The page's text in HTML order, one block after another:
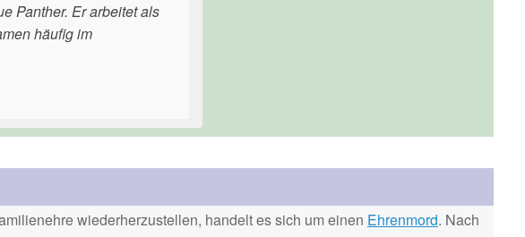
Panther. Er arbeitet als
häufig im
wiederherzustellen, handelt es sich um einen Ehrenmord. Nach